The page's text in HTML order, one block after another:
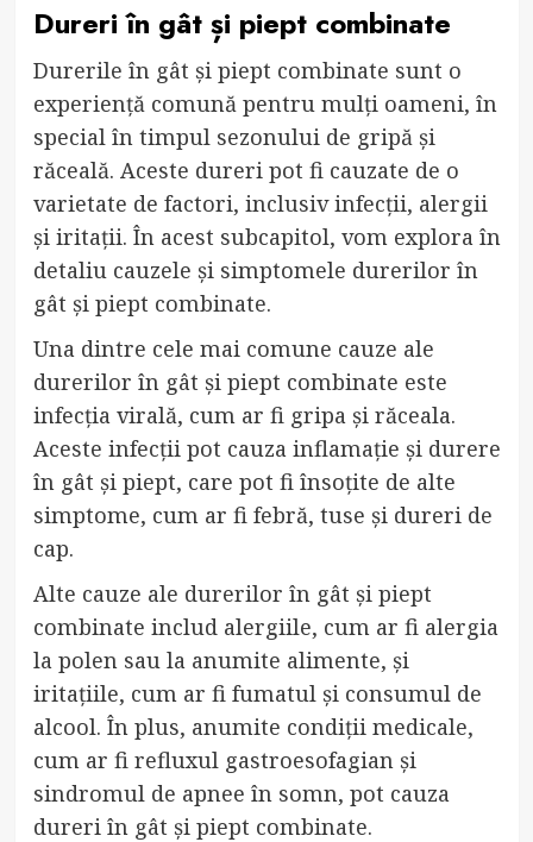
Dureri în gât și piept combinate
Durerile în gât și piept combinate sunt o
experiență comună pentru mulți oameni, în
special în timpul sezonului de gripă și
răceală. Aceste dureri pot fi cauzate de o
varietate de factori, inclusiv infecții, alergii
și iritații. În acest subcapitol, vom explora în
detaliu cauzele și simptomele durerilor în
gât și piept combinate.
Una dintre cele mai comune cauze ale
durerilor în gât și piept combinate este
infecția virală, cum ar fi gripa și răceala.
Aceste infecții pot cauza inflamație și durere
în gât și piept, care pot fi însoțite de alte
simptome, cum ar fi febră, tuse și dureri de
cap.
Alte cauze ale durerilor în gât și piept
combinate includ alergiile, cum ar fi alergia
la polen sau la anumite alimente, și
iritațiile, cum ar fi fumatul și consumul de
alcool. În plus, anumite condiții medicale,
cum ar fi refluxul gastroesofagian și
sindromul de apnee în somn, pot cauza
dureri în gât și piept combinate.